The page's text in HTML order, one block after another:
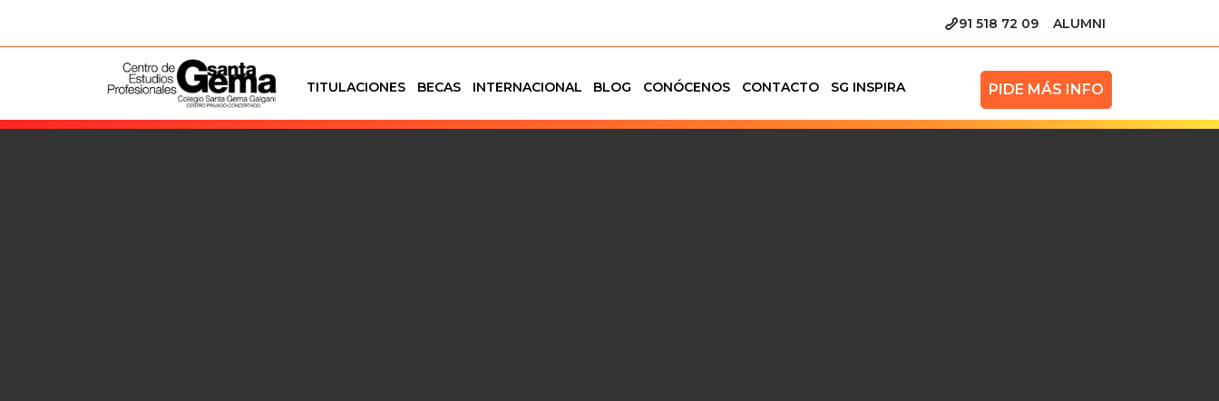
91 518 72 09 ALUMNI
TITULACIONES BECAS INTERNACIONAL BLOG CONÓCENOS CONTACTO SG INSPIRA PIDE MÁS INFO